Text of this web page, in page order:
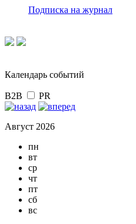
Подписка на журнал
Календарь событий
B2B PR
Август 2026
пн
вт
ср
чт
пт
сб
вс